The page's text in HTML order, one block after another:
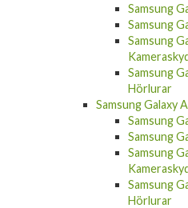
Samsung
Samsung
Samsung
Samsung
Hörlurar
Samsung Galaxy
Samsung
Samsung
Samsung
Samsung
Hörlurar